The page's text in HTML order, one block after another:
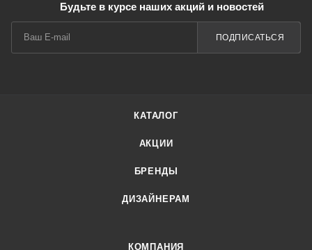
Будьте в курсе наших акций и новостей
ПОДПИСАТЬСЯ
КАТАЛОГ
АКЦИИ
БРЕНДЫ
ДИЗАЙНЕРАМ
КОМПАНИЯ